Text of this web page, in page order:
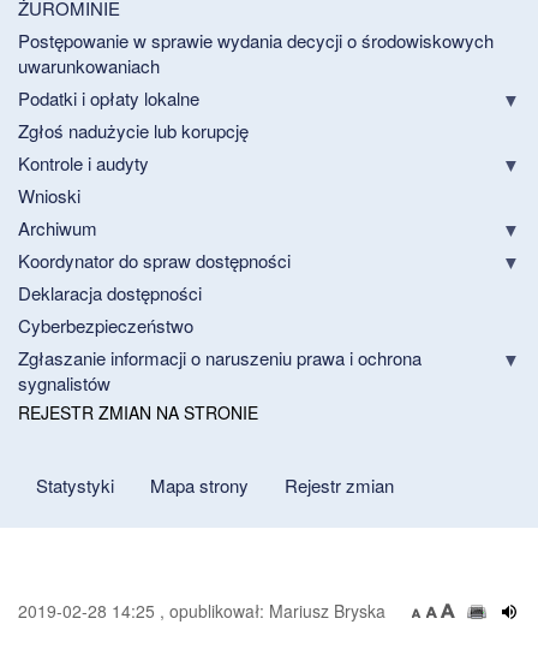
ŻUROMINIE
Postępowanie w sprawie wydania decycji o środowiskowych
uwarunkowaniach
Podatki i opłaty lokalne
Zgłoś nadużycie lub korupcję
Kontrole i audyty
Wnioski
Archiwum
Koordynator do spraw dostępności
Deklaracja dostępności
Cyberbezpieczeństwo
Zgłaszanie informacji o naruszeniu prawa i ochrona
sygnalistów
REJESTR ZMIAN NA STRONIE
Statystyki Mapa strony Rejestr zmian
2019-02-28 14:25 , opublikował: Mariusz Bryska